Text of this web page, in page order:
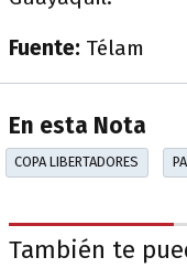
Fuente: Télam
En esta Nota
COPA LIBERTADORES
También te